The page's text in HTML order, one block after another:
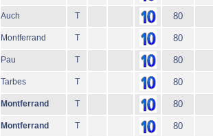
Auch T 80
Montferrand T 80
Pau T 80
Tarbes T 80
Montferrand T 80
Montferrand T 80